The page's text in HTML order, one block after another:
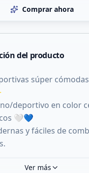
Comprar ahora
del producto
súper
deportivo en color
🤍💙
y fáciles de
Ver más